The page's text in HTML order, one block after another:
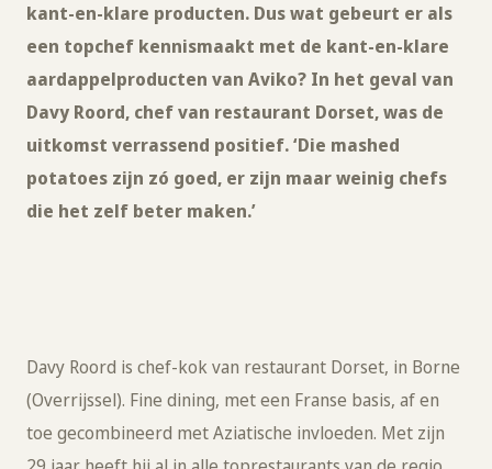
kant-en-klare producten. Dus wat gebeurt er als
een topchef kennismaakt met de kant-en-klare
aardappelproducten van Aviko? In het geval van
Davy Roord, chef van restaurant Dorset, was de
uitkomst verrassend positief. ‘Die mashed
potatoes zijn zó goed, er zijn maar weinig chefs
die het zelf beter maken.’
Davy Roord is chef-kok van restaurant Dorset, in Borne
(Overrijssel). Fine dining, met een Franse basis, af en
toe gecombineerd met Aziatische invloeden. Met zijn